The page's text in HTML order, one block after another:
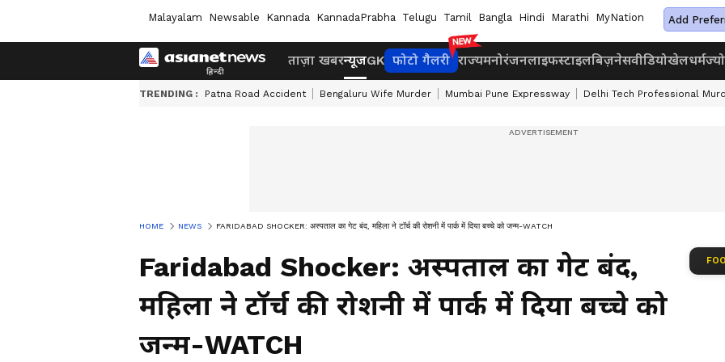
Malayalam Newsable Kannada KannadaPrabha Telugu Tamil Bangla Hindi Marathi MyNation Add
ताज़ा खबरन्यूजGK फोटो गैलरी राज्यमनोरंजनलाइफस्टाइलबिज़नेसवीडियोखेलधर्म
TRENDING : Patna Road Accident Bengaluru Wife Murder Mumbai Pune Expressway Delhi Tech Professional
HOME NEWS FARIDABAD SHOCKER: अस्पताल का गेट बंद, महिला ने टॉर्च की रोशनी में पार्क में दिया बच्चे को जन्म-WATCH
Faridabad Shocker: अस्पताल का गेट बंद,
महिला ने टॉर्च की रोशनी में पार्क में दिया बच्चे को
जन्म-WATCH